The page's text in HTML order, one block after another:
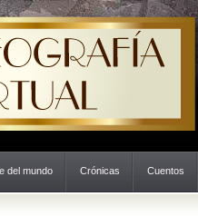
del mundo Crónicas Cuentos